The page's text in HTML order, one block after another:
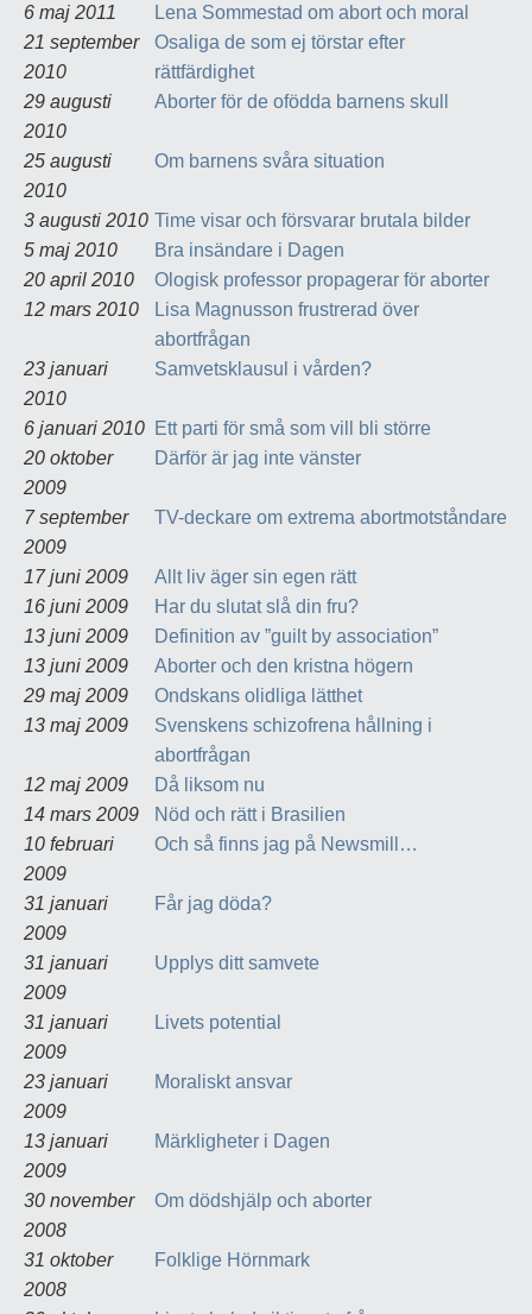
6 maj 2011
Lena Sommestad om abort och moral
21 september
2010
Osaliga de som ej törstar efter
rättfärdighet
29 augusti
2010
Aborter för de ofödda barnens skull
25 augusti
2010
Om barnens svåra situation
3 augusti 2010 Time visar och försvarar brutala bilder
5 maj 2010
Bra insändare i Dagen
20 april 2010
Ologisk professor propagerar för aborter
12 mars 2010
Lisa Magnusson frustrerad över
abortfrågan
23 januari
2010
Samvetsklausul i vården?
6 januari 2010 Ett parti för små som vill bli större
20 oktober
2009
Därför är jag inte vänster
7 september
2009
TV-deckare om extrema abortmotståndare
17 juni 2009
Allt liv äger sin egen rätt
16 juni 2009
Har du slutat slå din fru?
13 juni 2009
Definition av ”guilt by association”
13 juni 2009
Aborter och den kristna högern
29 maj 2009
Ondskans olidliga lätthet
13 maj 2009
Svenskens schizofrena hållning i
abortfrågan
12 maj 2009
Då liksom nu
14 mars 2009
Nöd och rätt i Brasilien
10 februari
2009
Och så finns jag på Newsmill…
31 januari
2009
Får jag döda?
31 januari
2009
Upplys ditt samvete
31 januari
2009
Livets potential
23 januari
2009
Moraliskt ansvar
13 januari
2009
Märkligheter i Dagen
30 november
2008
Om dödshjälp och aborter
31 oktober
2008
Folklige Hörnmark